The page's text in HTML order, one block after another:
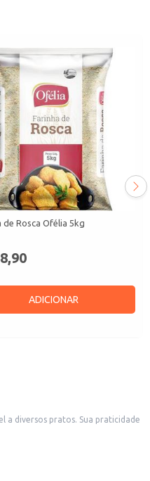
de Rosca Ofélia 5kg
ADICIONAR
a diversos pratos. Sua praticidade